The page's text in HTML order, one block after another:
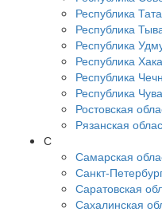
Республика
Республика
Республика
Республика
Республика
Республика
Ростовская
Рязанская
С
Самарская
Санкт-
Саратовская
Сахалинская